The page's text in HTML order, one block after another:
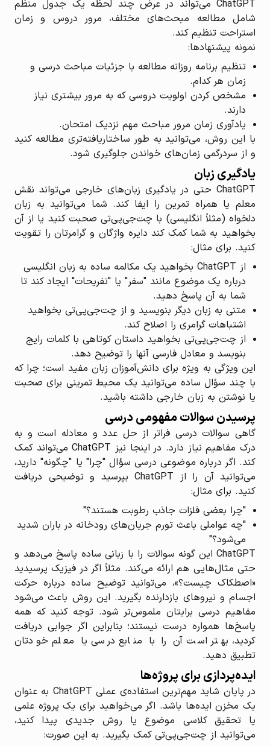
ChatGPT می‌تواند در عرض چند لحظه یک جدول منظم
شامل مطالعه مبحث‌های مختلف، مرور دروس و زمان
استراحت تنظیم کند.
نمونه پیشنهادها:
تنظیم برنامه روزانه مطالعه با جزئیات مباحث درسی و
زمان هر کدام.
مشخص کردن اولویت دروسی که به مرور بیشتری نیاز
دارند.
یادآوری زمان مرور مباحث مهم نزدیک امتحان.
با این روش، می‌توانید به طور ساختاریافته‌تری مطالعه کنید
و از سردرگمی زمان‌های خواندن جلوگیری شود.
یادگیری زبان
ChatGPT حتی در یادگیری زبان‌های خارجی می‌تواند نقش
معلم یا همراه تمرین را ایفا کند. شما می‌توانید به زبان
دلخواه (مثلاً انگلیسی) با چت‌جی‌پی‌تی صحبت کنید یا از آن
بخواهید به شما کمک کند دایره واژگان و گرامرتان را تقویت
کنید. برای مثال:
از ChatGPT بخواهید یک مکالمه ساده به زبان انگلیسی
درباره یک موضوع مانند "سفر" یا "تفریحات" ایجاد کند تا
شما به آن پاسخ دهید.
متنی به زبان دیگر بنویسید و از چت‌جی‌پی‌تی بخواهید
اشتباهات گرامری را اصلاح کند.
از چت‌جی‌پی‌تی بخواهید داستان کوتاهی با کلمات رایج
بنویسد و معادل فارسی آنها را توضیح دهد.
این ویژگی به ویژه برای دانش‌آموزان زبان مفید است؛ چرا که
با چند سؤال ساده می‌توانید یک محیط تمرینی برای صحبت
یا نوشتن به زبان خارجی داشته باشید.
پرسیدن سوالات مفهومی درسی
گاهی سوالات درسی فراتر از حل عدد و معادله است و به
درک مفاهیم نیاز دارد. در اینجا نیز ChatGPT می‌تواند کمک
کند. اگر درباره‌ موضوعی درسی سؤال "چرا" یا "چگونه" دارید،
می‌توانید آن را از ChatGPT بپرسید و توضیحی دریافت
کنید. برای مثال:
"چرا بعضی فلزات جاذب رطوبت هستند؟"
"چه عواملی باعث تورم جریان‌های رودخانه در باران شدید
می‌شود؟"
ChatGPT این گونه سوالات را با زبانی ساده پاسخ می‌دهد و
حتی مثال‌هایی هم ارائه می‌کند. مثلاً اگر در فیزیک پرسیدید
«اصطکاک چیست؟»، می‌توانید توضیح ساده درباره حرکت
اجسام و نیروهای بازدارنده بگیرید. این روش باعث می‌شود
مفاهیم درسی برایتان ملموس‌تر شود. توجه کنید که همه
پاسخ‌ها همواره درست نیستند؛ بنابراین اگر جوابی دریافت
کردید، بهتر است آن را با منابع درسی یا معلم خودتان
تطبیق دهید.
ایده‌پردازی برای پروژه‌ها
در پایان شاید مهم‌ترین استفاده‌ی عملی ChatGPT به عنوان
یک مخزن ایده‌ها باشد. اگر می‌خواهید برای یک پروژه علمی
یا تحقیق کلاسی موضوع یا روش جدیدی پیدا کنید،
می‌توانید از چت‌جی‌پی‌تی کمک بگیرید. به این صورت: